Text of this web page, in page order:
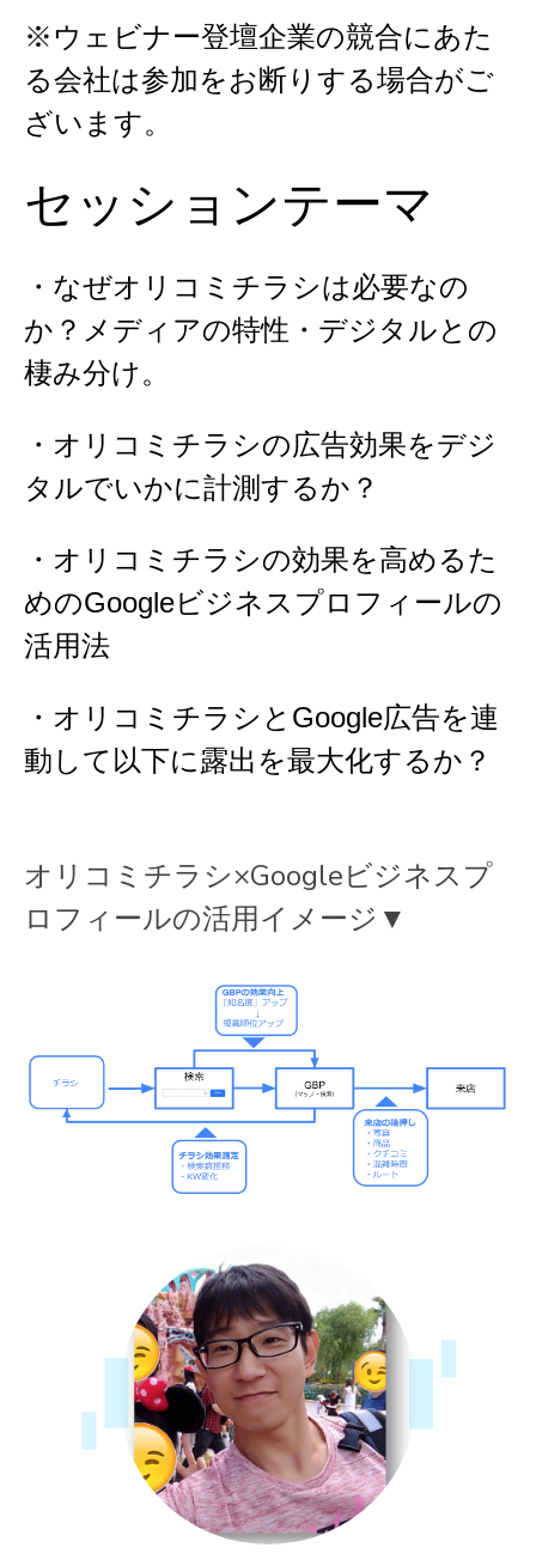
※ウェビナー登壇企業の競合にあた
る会社は参加をお断りする場合がご
ざいます。
セッションテーマ
・なぜオリコミチラシは必要なの
か？メディアの特性・デジタルとの
棲み分け。
・オリコミチラシの広告効果をデジ
タルでいかに計測するか？
・オリコミチラシの効果を高めるた
めのGoogleビジネスプロフィールの
活用法
・オリコミチラシとGoogle広告を連
動して以下に露出を最大化するか？
オリコミチラシ×Googleビジネスプ
ロフィールの活用イメージ▼